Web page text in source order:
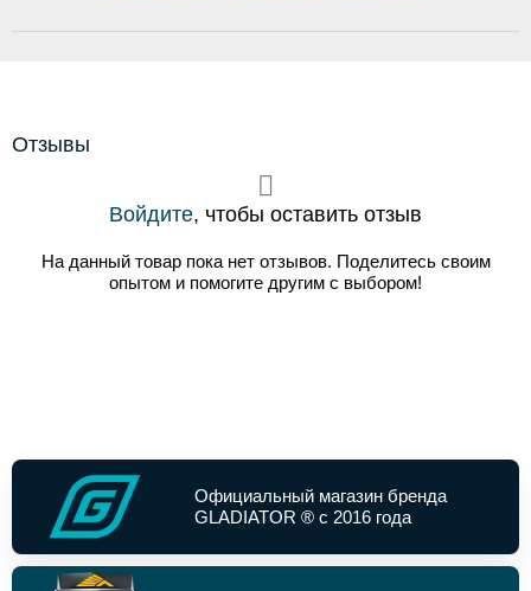
Отзывы
Войдите, чтобы оставить отзыв
На данный товар пока нет отзывов. Поделитесь своим
опытом и помогите другим с выбором!
Официальный магазин бренда
GLADIATOR ® с 2016 года